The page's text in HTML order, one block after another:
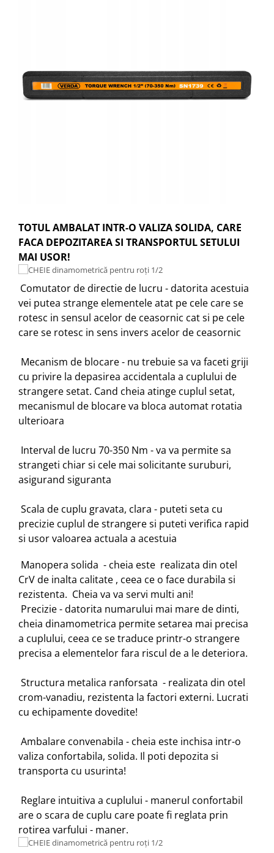
TOTUL AMBALAT INTR-O VALIZA SOLIDA, CARE
FACA DEPOZITAREA SI TRANSPORTUL SETULUI
MAI USOR!
Comutator de directie de lucru - datorita acestuia
vei putea strange elementele atat pe cele care se
rotesc in sensul acelor de ceasornic cat si pe cele
care se rotesc in sens invers acelor de ceasornic
Mecanism de blocare - nu trebuie sa va faceti griji
cu privire la depasirea accidentala a cuplului de
strangere setat. Cand cheia atinge cuplul setat,
mecanismul de blocare va bloca automat rotatia
ulterioara
Interval de lucru 70-350 Nm - va va permite sa
strangeti chiar si cele mai solicitante suruburi,
asigurand siguranta
Scala de cuplu gravata, clara - puteti seta cu
precizie cuplul de strangere si puteti verifica rapid
si usor valoarea actuala a acestuia
Manopera solida - cheia este realizata din otel
CrV de inalta calitate , ceea ce o face durabila si
rezistenta. Cheia va va servi multi ani!
Precizie - datorita numarului mai mare de dinti,
cheia dinamometrica permite setarea mai precisa
a cuplului, ceea ce se traduce printr-o strangere
precisa a elementelor fara riscul de a le deteriora.
Structura metalica ranforsata - realizata din otel
crom-vanadiu, rezistenta la factori externi. Lucrati
cu echipamente dovedite!
Ambalare convenabila - cheia este inchisa intr-o
valiza confortabila, solida. Il poti depozita si
transporta cu usurinta!
Reglare intuitiva a cuplului - manerul confortabil
are o scara de cuplu care poate fi reglata prin
rotirea varfului - maner.